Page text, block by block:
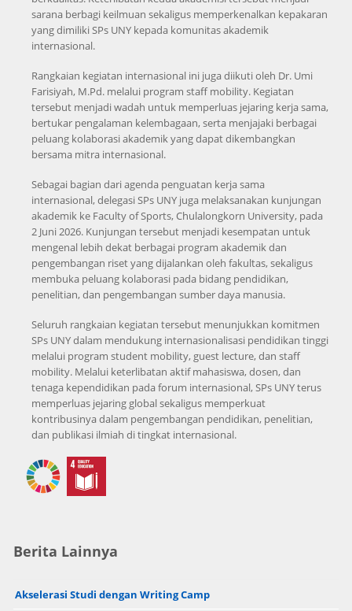
sarana berbagi keilmuan sekaligus memperkenalkan kepakaran
yang dimiliki SPs UNY kepada komunitas akademik
internasional.
Rangkaian kegiatan internasional ini juga diikuti oleh Dr. Umi
Farisiyah, M.Pd. melalui program staff mobility. Kegiatan
tersebut menjadi wadah untuk memperluas jejaring kerja sama,
bertukar pengalaman kelembagaan, serta menjajaki berbagai
peluang kolaborasi akademik yang dapat dikembangkan
bersama mitra internasional.
Sebagai bagian dari agenda penguatan kerja sama
internasional, delegasi SPs UNY juga melaksanakan kunjungan
akademik ke Faculty of Sports, Chulalongkorn University, pada
2 Juni 2026. Kunjungan tersebut menjadi kesempatan untuk
mengenal lebih dekat berbagai program akademik dan
pengembangan riset yang dijalankan oleh fakultas, sekaligus
membuka peluang kolaborasi pada bidang pendidikan,
penelitian, dan pengembangan sumber daya manusia.
Seluruh rangkaian kegiatan tersebut menunjukkan komitmen
SPs UNY dalam mendukung internasionalisasi pendidikan tinggi
melalui program student mobility, guest lecture, dan staff
mobility. Melalui keterlibatan aktif mahasiswa, dosen, dan
tenaga kependidikan pada forum internasional, SPs UNY terus
memperluas jejaring global sekaligus memperkuat
kontribusinya dalam pengembangan pendidikan, penelitian,
dan publikasi ilmiah di tingkat internasional.
Berita Lainnya
Akselerasi Studi dengan Writing Camp